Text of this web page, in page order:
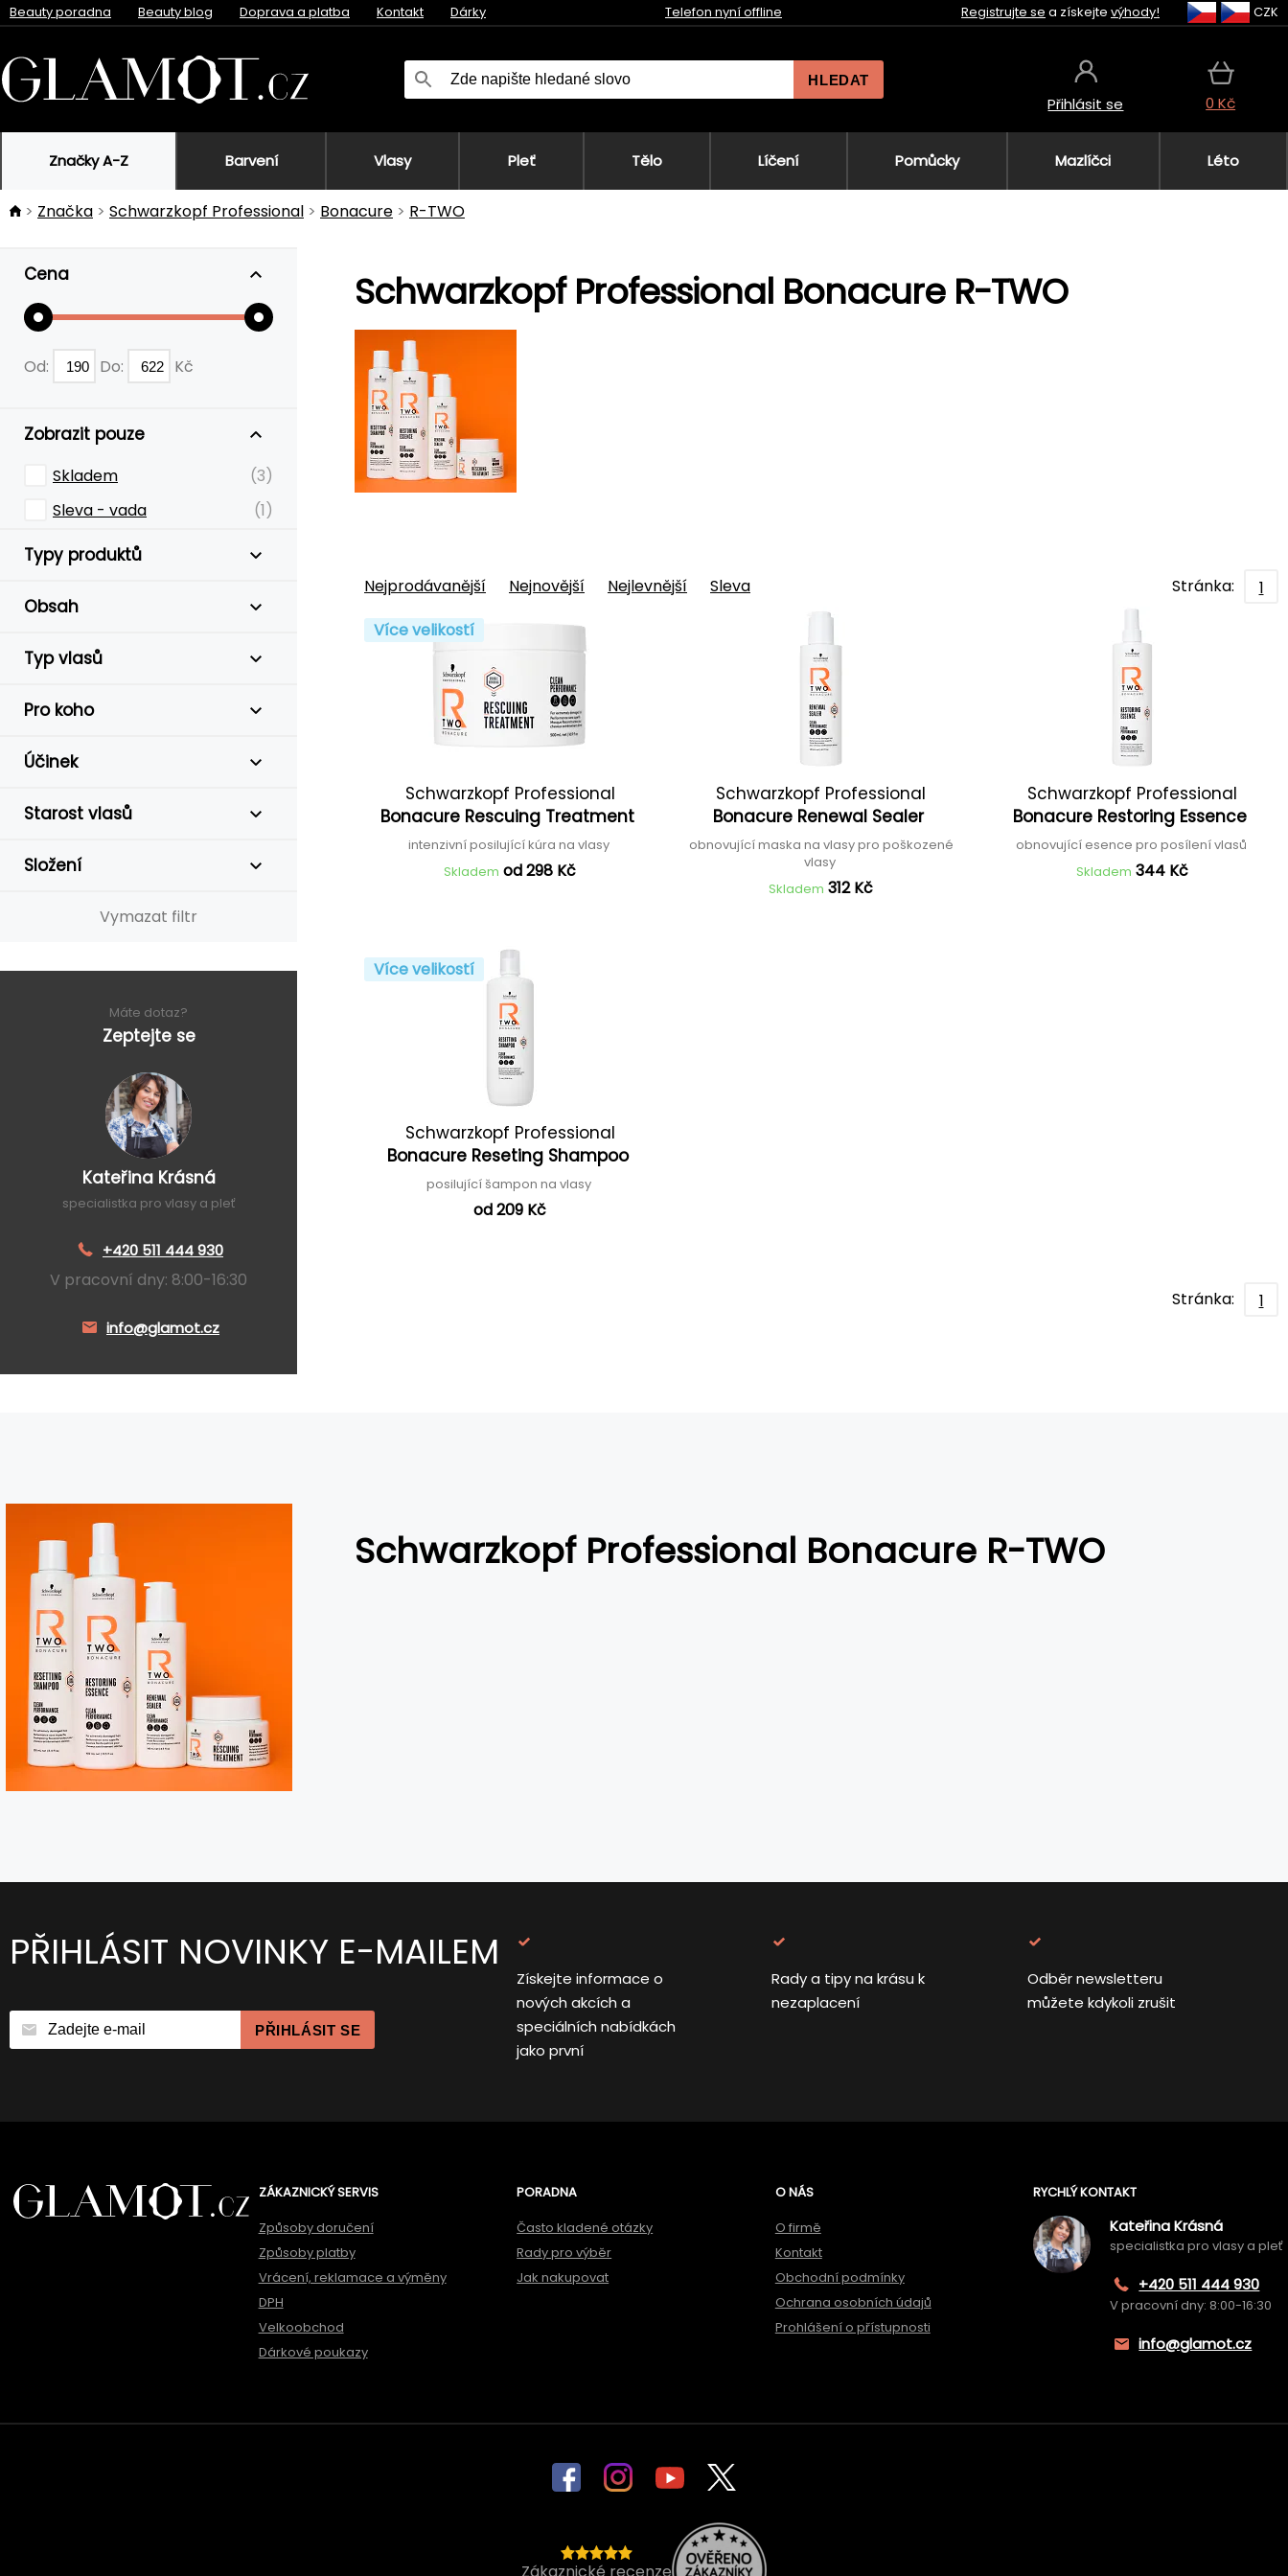
Beauty poradna Beauty blog Doprava a platba Kontakt Dárky Telefon nyní offline Registrujte se a získejte výhody! CZK
HLEDAT
Přihlásit se 0 Kč
Značky A-Z Barvení Vlasy Pleť Tělo Líčení Pomůcky Mazlíčci Léto
Značka Schwarzkopf Professional Bonacure R-TWO
Cena
Od: Do: Kč
Zobrazit pouze
Skladem
(3)
Sleva - vada
(1)
Typy produktů
Obsah
Typ vlasů
Pro koho
Účinek
Starost vlasů
Složení
Vymazat filtr
Máte dotaz?
Zeptejte se
Kateřina Krásná
specialistka pro vlasy a pleť
+420 511 444 930
V pracovní dny: 8:00-16:30
info@glamot.cz
Schwarzkopf Professional Bonacure R-TWO
Nejprodávanější Nejnovější Nejlevnější Sleva Stránka:
1
Více velikostí
Schwarzkopf Professional
Bonacure Rescuing Treatment
intenzivní posilující kúra na vlasy
Skladem od 298 Kč
Schwarzkopf Professional
Bonacure Renewal Sealer
obnovující maska na vlasy pro poškozené
vlasy
Skladem 312 Kč
Schwarzkopf Professional
Bonacure Restoring Essence
obnovující esence pro posílení vlasů
Skladem 344 Kč
Více velikostí
Schwarzkopf Professional
Bonacure Reseting Shampoo
posilující šampon na vlasy
od 209 Kč
Stránka: 1
Schwarzkopf Professional Bonacure R-TWO
PŘIHLÁSIT NOVINKY E-MAILEM
PŘIHLÁSIT SE
Získejte informace o
nových akcích a
speciálních nabídkách
jako první
Rady a tipy na krásu k
nezaplacení
Odběr newsletteru
můžete kdykoli zrušit
ZÁKAZNICKÝ SERVIS
Způsoby doručení
Způsoby platby
Vrácení, reklamace a výměny
DPH
Velkoobchod
Dárkové poukazy
PORADNA
Často kladené otázky
Rady pro výběr
Jak nakupovat
O NÁS
O firmě
Kontakt
Obchodní podmínky
Ochrana osobních údajů
Prohlášení o přístupnosti
RYCHLÝ KONTAKT
Kateřina Krásná
specialistka pro vlasy a pleť
+420 511 444 930
V pracovní dny: 8:00-16:30
info@glamot.cz
Zákaznické recenze